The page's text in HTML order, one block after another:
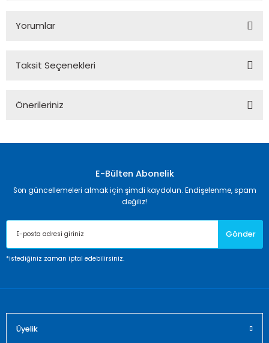
Yorumlar
Taksit Seçenekleri
Önerileriniz
Görüş ve önerileriniz için teşekkür ederiz.
Ürün resmi kalitesiz, bozuk veya görüntülenemiyor.
Ürün açıklamasında eksik bilgiler bulunuyor.
Ürün bilgilerinde hatalar bulunuyor.
E-Bülten Abonelik
Son güncellemeleri almak için şimdi kaydolun. Endişelenme, spam
değiliz!
Gönder
*istediğiniz zaman iptal edebilirsiniz.
Üyelik